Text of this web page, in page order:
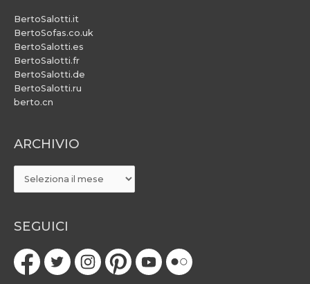
BertoSalotti.it
BertoSofas.co.uk
BertoSalotti.es
BertoSalotti.fr
BertoSalotti.de
BertoSalotti.ru
berto.cn
ARCHIVIO
ARCHIVIO
SEGUICI